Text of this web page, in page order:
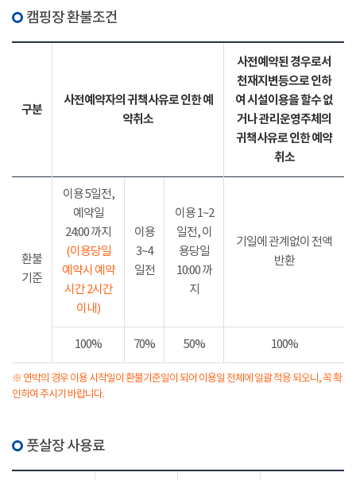
캠핑장 환불조건
구분
사전예약자의 귀책사유로 인한 예
약취소
사전예약된 경우로서
천재지변등으로 인하
여 시설이용을 할수 없
거나 관리운영주체의
귀책사유로 인한 예약
취소
환불
기준
이용 5일전,
예약일
24:00 까지
(이용당일
예약시 예약
시간 2시간
이내)
이용
3~4
일전
이용 1~2
일전, 이
용당일
10:00 까
지
기일에 관계없이 전액
반환
100% 70% 50% 100%
※ 연박의 경우 이용 시작일이 환불기준일이 되어 이용일 전체에 일괄 적용 되오니, 꼭 확
인하여 주시기 바랍니다.
풋살장 사용료